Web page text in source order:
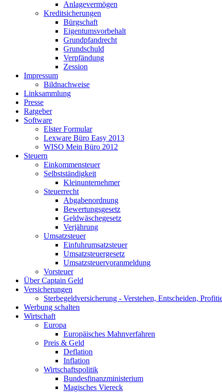
Anlagevermögen
Kreditsicherungen
Bürgschaft
Eigentumsvorbehalt
Grundpfandrecht
Grundschuld
Verpfändung
Zession
Impressum
Bildnachweise
Linksammlung
Presse
Ratgeber
Software
Elster Formular
Lexware Büro Easy 2013
WISO Mein Büro 2012
Steuern
Einkommensteuer
Selbstständigkeit
Kleinunternehmer
Steuerrecht
Abgabenordnung
Bewertungsgesetz
Geldwäschegesetz
Verjährung
Umsatzsteuer
Einfuhrumsatzsteuer
Umsatzsteuergesetz
Umsatzsteuervoranmeldung
Vorsteuer
Über Captain Geld
Versicherungen
Sterbegeldversicherung - Verstehen, Entscheiden,
Werbung schalten
Wirtschaft
Europa
Europäisches Mahnverfahren
Preis & Geld
Deflation
Inflation
Wirtschaftspolitik
Bundesfinanzministerium
Magisches Viereck